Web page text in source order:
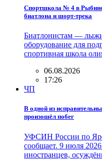
Спортшкола № 4 в
биатлона и шорт-трека
Биатлонистам —
оборудование для
спортивная школа
06.08.2026
17:26
ЧП
В одной из
произошёл побег
УФСИН России по
сообщает. 9 июля
иностранцев,